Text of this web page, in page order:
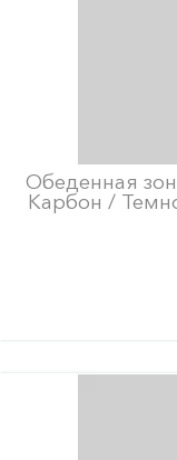
Обеденная
Карбон /